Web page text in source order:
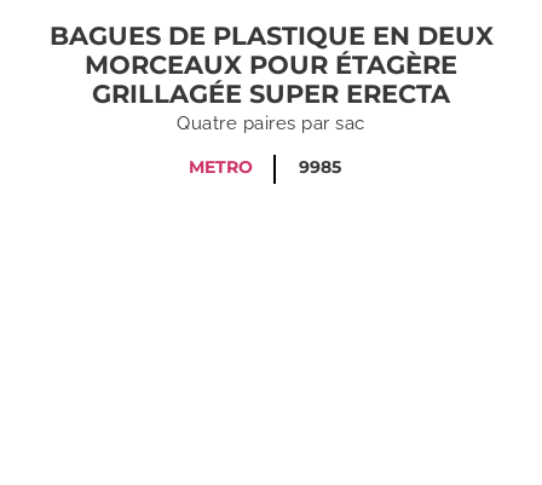
BAGUES DE PLASTIQUE EN DEUX
MORCEAUX POUR ÉTAGÈRE
GRILLAGÉE SUPER ERECTA
Quatre paires par sac
METRO
9985